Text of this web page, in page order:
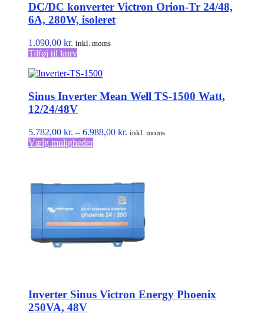
DC/DC konverter Victron Orion-Tr 24/48,
6A, 280W, isoleret
1.090,00 kr. inkl. moms
Tilføj til kurv
Sinus Inverter Mean Well TS-1500 Watt,
12/24/48V
5.782,00 kr. – 6.988,00 kr. Prisinterval:
inkl. moms
Vælg mulighederDette
varianter.
Mulighederne
kan
vælges
på
varesiden
Inverter Sinus Victron Energy Phoenix
250VA, 48V